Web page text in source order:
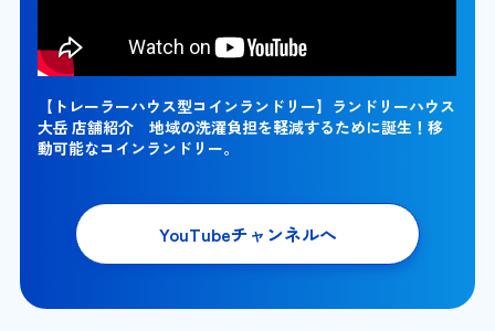
【トレーラーハウス型コインランドリー】ランドリーハウス
大岳 店舗紹介 地域の洗濯負担を軽減するために誕生！移
動可能なコインランドリー。
YouTubeチャンネルへ